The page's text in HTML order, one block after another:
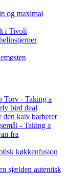
og maximal
i Tivoli
Torv - Taking a
bird deal
den kalv barberet
- Taking a
fra
køkkenfusion
sjælden autentisk